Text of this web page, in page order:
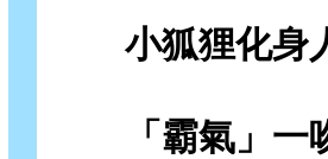
小狐狸化身
「霸氣」一